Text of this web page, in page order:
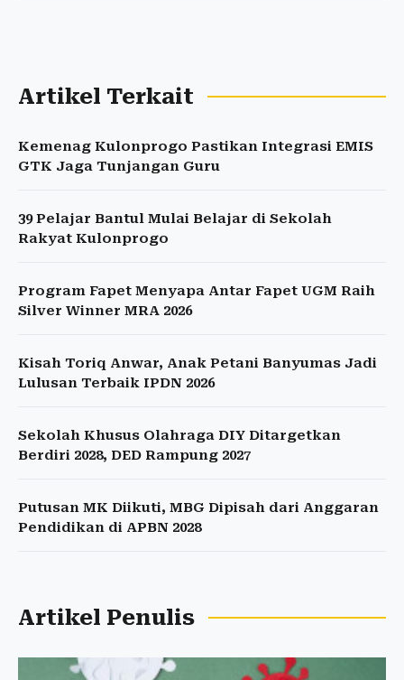
Artikel Terkait
Kemenag Kulonprogo Pastikan Integrasi EMIS
GTK Jaga Tunjangan Guru
39 Pelajar Bantul Mulai Belajar di Sekolah
Rakyat Kulonprogo
Program Fapet Menyapa Antar Fapet UGM Raih
Silver Winner MRA 2026
Kisah Toriq Anwar, Anak Petani Banyumas Jadi
Lulusan Terbaik IPDN 2026
Sekolah Khusus Olahraga DIY Ditargetkan
Berdiri 2028, DED Rampung 2027
Putusan MK Diikuti, MBG Dipisah dari Anggaran
Pendidikan di APBN 2028
Artikel Penulis